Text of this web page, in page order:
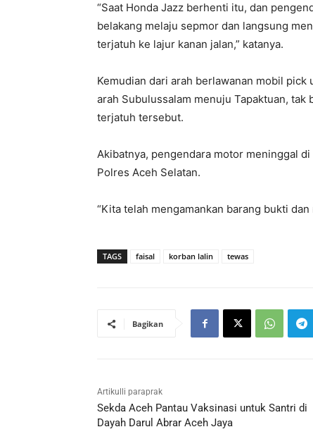
“Saat Honda Jazz berhenti itu, dan
belakang melaju sepmor dan langsung
terjatuh ke lajur kanan jalan,” katanya.
Kemudian dari arah berlawanan mobil pick
arah Subulussalam menuju Tapaktuan,
terjatuh tersebut.
Akibatnya, pengendara motor meninggal
Polres Aceh Selatan.
“Kita telah mengamankan barang bukti
TAGS faisal korban lalin tewas
Bagikan
Artikulli paraprak
Sekda Aceh Pantau Vaksinasi untuk Santri di
Dayah Darul Abrar Aceh Jaya